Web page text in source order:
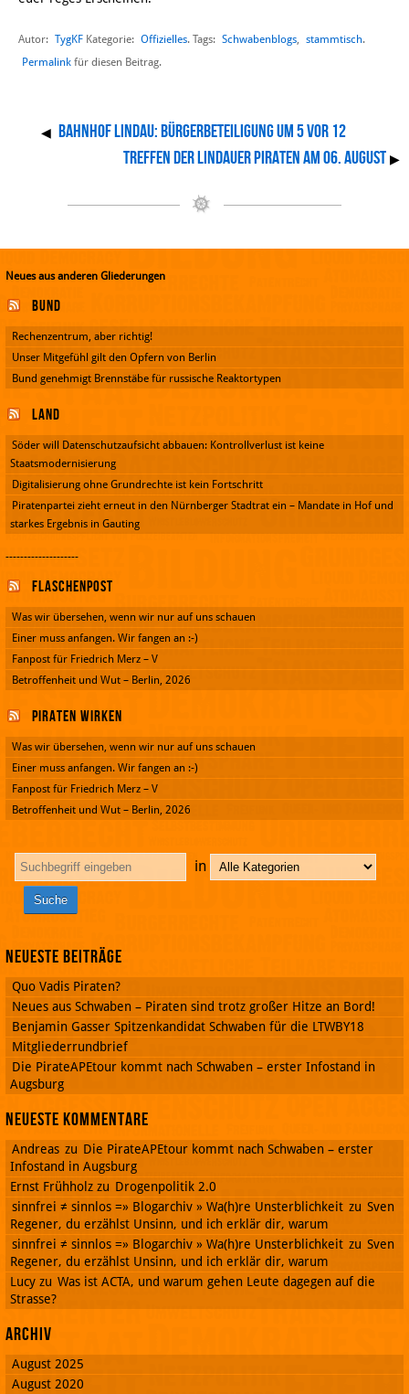
Autor: TygKF Kategorie: Offizielles. Tags: Schwabenblogs, stammtisch.
Permalink für diesen Beitrag.
◀ Bahnhof Lindau: Bürgerbeteiligung um 5 vor 12
Treffen der Lindauer Piraten am 06. August ▶
Neues aus anderen Gliederungen
Bund
Rechenzentrum, aber richtig!
Unser Mitgefühl gilt den Opfern von Berlin
Bund genehmigt Brennstäbe für russische Reaktortypen
Land
Söder will Datenschutzaufsicht abbauen: Kontrollverlust ist keine
Staatsmodernisierung
Digitalisierung ohne Grundrechte ist kein Fortschritt
Piratenpartei zieht erneut in den Nürnberger Stadtrat ein – Mandate in Hof und
starkes Ergebnis in Gauting
--------------------
Flaschenpost
Was wir übersehen, wenn wir nur auf uns schauen
Einer muss anfangen. Wir fangen an :-)
Fanpost für Friedrich Merz – V
Betroffenheit und Wut – Berlin, 2026
Piraten wirken
Was wir übersehen, wenn wir nur auf uns schauen
Einer muss anfangen. Wir fangen an :-)
Fanpost für Friedrich Merz – V
Betroffenheit und Wut – Berlin, 2026
in
Neueste Beiträge
Quo Vadis Piraten?
Neues aus Schwaben – Piraten sind trotz großer Hitze an Bord!
Benjamin Gasser Spitzenkandidat Schwaben für die LTWBY18
Mitgliederrundbrief
Die PirateAPEtour kommt nach Schwaben – erster Infostand in
Augsburg
Neueste Kommentare
Andreas zu Die PirateAPEtour kommt nach Schwaben – erster
Infostand in Augsburg
Ernst Frühholz zu Drogenpolitik 2.0
sinnfrei ≠ sinnlos =» Blogarchiv » Wa(h)re Unsterblichkeit zu Sven
Regener, du erzählst Unsinn, und ich erklär dir, warum
sinnfrei ≠ sinnlos =» Blogarchiv » Wa(h)re Unsterblichkeit zu Sven
Regener, du erzählst Unsinn, und ich erklär dir, warum
Lucy zu Was ist ACTA, und warum gehen Leute dagegen auf die
Strasse?
Archiv
August 2025
August 2020